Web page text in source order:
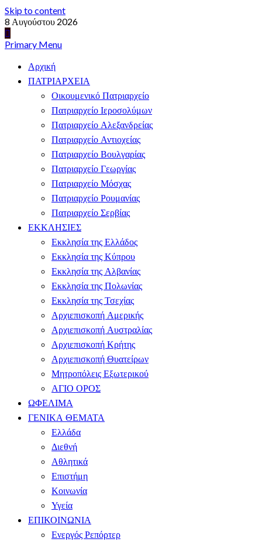
Skip to content
8 Αυγούστου 2026
Primary Menu
Αρχική
ΠΑΤΡΙΑΡΧΕΙΑ
Οικουμενικό Πατριαρχείο
Πατριαρχείο Ιεροσολύμων
Πατριαρχείο Αλεξανδρείας
Πατριαρχείο Αντιοχείας
Πατριαρχείο Βουλγαρίας
Πατριαρχείο Γεωργίας
Πατριαρχείο Μόσχας
Πατριαρχείο Ρουμανίας
Πατριαρχείο Σερβίας
ΕΚΚΛΗΣΙΕΣ
Εκκλησία της Ελλάδος
Εκκλησία της Κύπρου
Εκκλησία της Αλβανίας
Εκκλησία της Πολωνίας
Εκκλησία της Τσεχίας
Αρχιεπισκοπή Αμερικής
Αρχιεπισκοπή Αυστραλίας
Αρχιεπισκοπή Κρήτης
Αρχιεπισκοπή Θυατείρων
Μητροπόλεις Εξωτερικού
ΑΓΙΟ ΟΡΟΣ
ΩΦΕΛΙΜΑ
ΓΕΝΙΚΑ ΘΕΜΑΤΑ
Ελλάδα
Διεθνή
Αθλητικά
Επιστήμη
Κοινωνία
Υγεία
ΕΠΙΚΟΙΝΩΝΙΑ
Ενεργός Ρεπόρτερ